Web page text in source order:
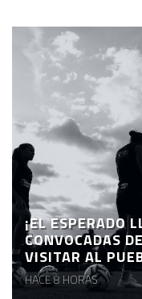
¡EL ESPERADO
CONVOCADAS
VISITAR AL
HACE 8 HORAS